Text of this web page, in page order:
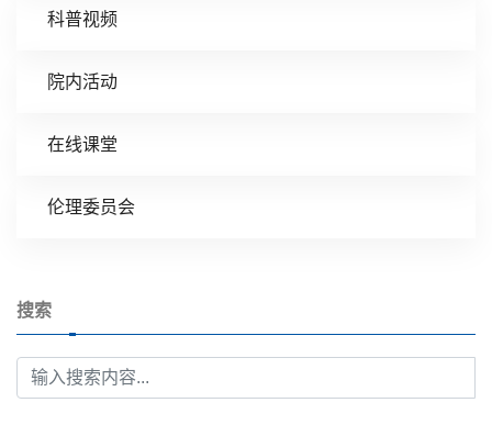
科普视频
院内活动
在线课堂
伦理委员会
搜索